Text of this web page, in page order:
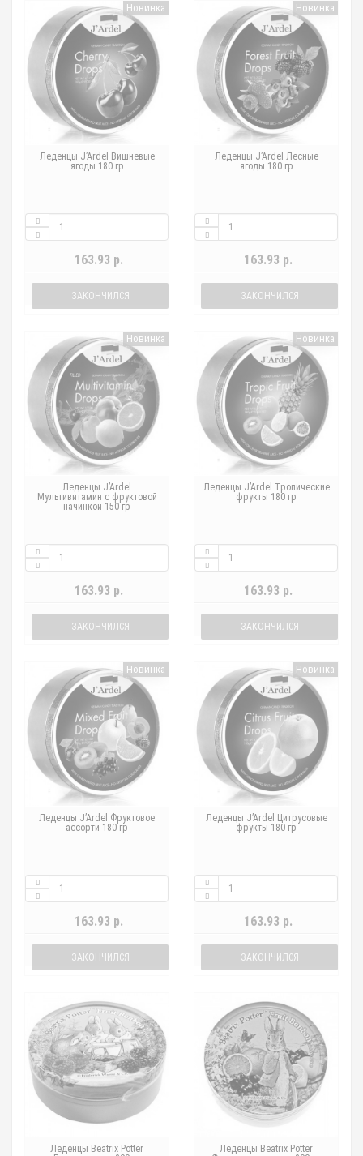
Новинка
Леденцы J’Ardel Вишневые
ягоды 180 гр
163.93 р.
ЗАКОНЧИЛСЯ
Новинка
Леденцы J’Ardel Лесные
ягоды 180 гр
163.93 р.
ЗАКОНЧИЛСЯ
Новинка
Леденцы J’Ardel
Мультивитамин с фруктовой
начинкой 150 гр
163.93 р.
ЗАКОНЧИЛСЯ
Новинка
Леденцы J’Ardel Тропические
фрукты 180 гр
163.93 р.
ЗАКОНЧИЛСЯ
Новинка
Леденцы J’Ardel Фруктовое
ассорти 180 гр
163.93 р.
ЗАКОНЧИЛСЯ
Новинка
Леденцы J’Ardel Цитрусовые
фрукты 180 гр
163.93 р.
ЗАКОНЧИЛСЯ
Леденцы Beatrix Potter
Леденцы Beatrix Potter